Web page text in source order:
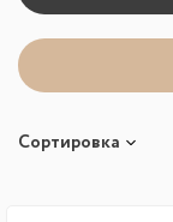
Сортировка